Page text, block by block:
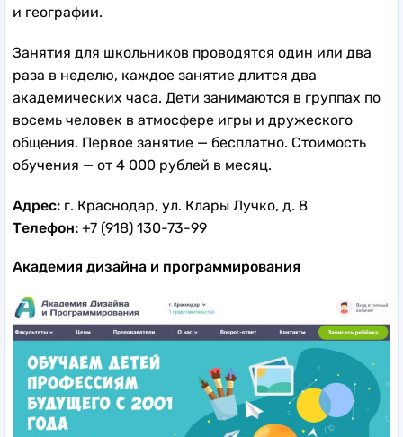
и географии.
Занятия для школьников проводятся один или два
раза в неделю, каждое занятие длится два
академических часа. Дети занимаются в группах по
восемь человек в атмосфере игры и дружеского
общения. Первое занятие — бесплатно. Стоимость
обучения — от 4 000 рублей в месяц.
Адрес: г. Краснодар, ул. Клары Лучко, д. 8
Телефон: +7 (918) 130-73-99
Академия дизайна и программирования